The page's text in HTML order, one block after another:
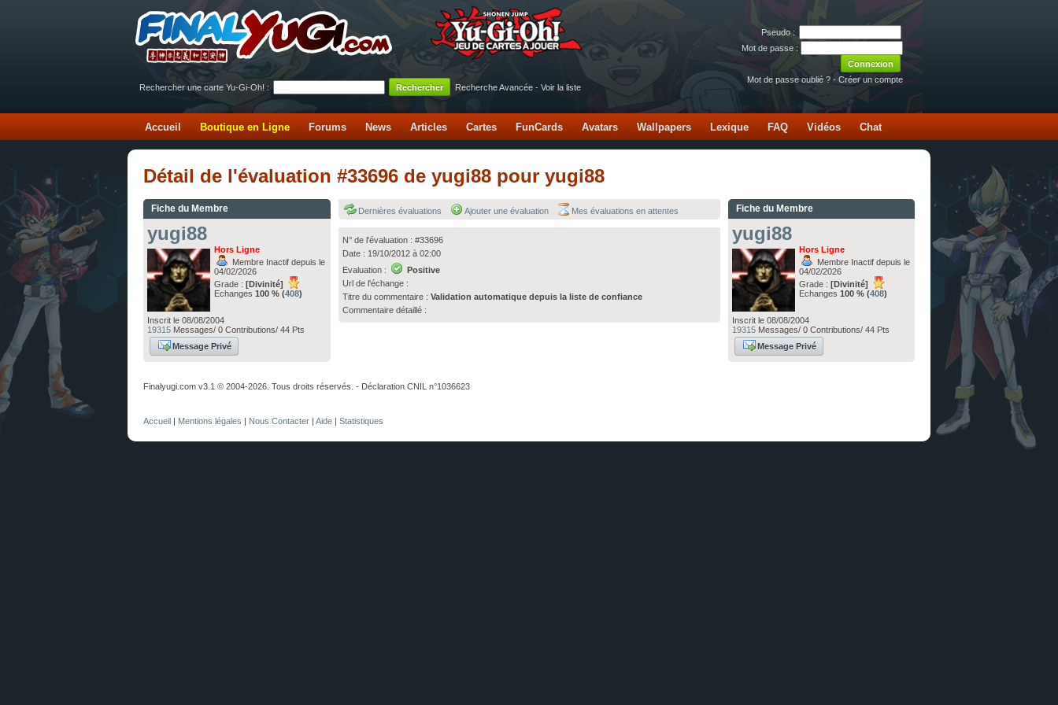
Pseudo :
Mot de passe :
Mot de passe oublié ? - Créer un compte
Rechercher une carte Yu-Gi-Oh! :
Recherche Avancée - Voir la liste
Accueil Boutique en Ligne Forums News Articles Cartes FunCards Avatars Wallpapers Lexique FAQ Vidéos Chat
Détail de l'évaluation #33696 de yugi88 pour yugi88
Fiche du Membre
yugi88
Hors Ligne
Membre Inactif depuis le
04/02/2026
Grade : [Divinité]
Echanges 100 % (408)
Inscrit le 08/08/2004
19315 Messages/ 0 Contributions/ 44 Pts
Message Privé
Dernières évaluations Ajouter une évaluation Mes évaluations en attentes
N° de l'évaluation : #33696
Date : 19/10/2012 à 02:00
Evaluation :
Positive
Url de l'échange :
Titre du commentaire : Validation automatique depuis la liste de confiance
Commentaire détaillé :
Fiche du Membre
yugi88
Hors Ligne
Membre Inactif depuis le
04/02/2026
Grade : [Divinité]
Echanges 100 % (408)
Inscrit le 08/08/2004
19315Messages/ 0 Contributions/ 44 Pts
Message Privé
Finalyugi.com v3.1 © 2004-2026. Tous droits réservés. - Déclaration CNIL n°1036623
Accueil | Mentions légales | Nous Contacter | Aide | Statistiques